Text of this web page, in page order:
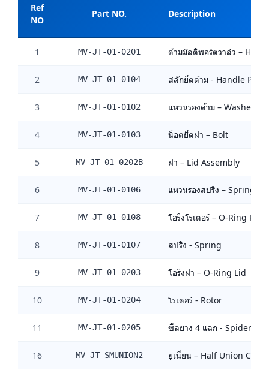
Ref
NO
Part NO. Description
1 MV-JT-01-0201 ด้ามมัลติพอร์ตวาล์ว –
2 MV-JT-01-0104 สลักยึดด้าม - Handle Pin
3 MV-JT-01-0102 แหวนรองด้าม – Washer
4 MV-JT-01-0103 น็อตยึดฝา – Bolt
5 MV-JT-01-0202B ฝา – Lid Assembly
6 MV-JT-01-0106 แหวนรองสปริง – Spring
7 MV-JT-01-0108 โอริงโรเตอร์ – O-Ring
8 MV-JT-01-0107 สปริง - Spring
9 MV-JT-01-0203 โอริงฝา – O-Ring Lid
10 MV-JT-01-0204 โรเตอร์ - Rotor
11 MV-JT-01-0205 ซีลยาง 4 แฉก - Spider
16 MV-JT-SMUNION2 ยูเนี่ยน – Half Union